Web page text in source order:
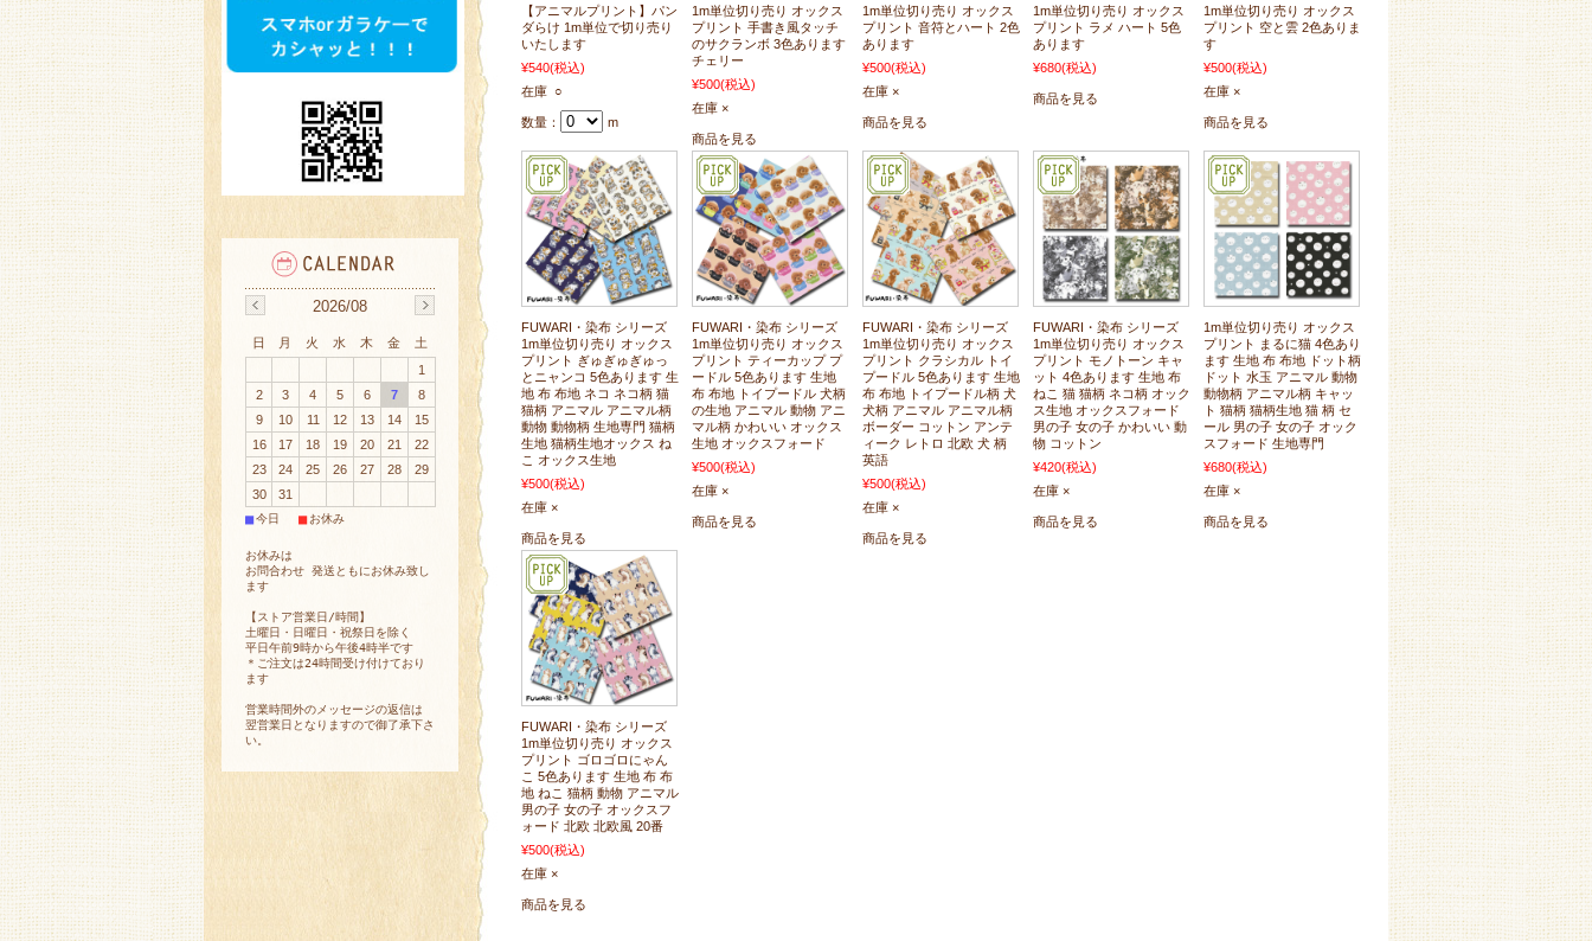
【アニマルプリント】パン
ダらけ 1m単位で切り売り
いたします
¥540(税込)
在庫 ○
数量： m
1m単位切り売り オックス
プリント 手書き風タッチ
のサクランボ 3色あります
チェリー
¥500(税込)
在庫 ×
商品を見る
1m単位切り売り オックス
プリント 音符とハート 2色
あります
¥500(税込)
在庫 ×
商品を見る
1m単位切り売り オックス
プリント ラメ ハート 5色
あります
¥680(税込)
商品を見る
1m単位切り売り オックス
プリント 空と雲 2色ありま
す
¥500(税込)
在庫 ×
商品を見る
FUWARI・染布 シリーズ
1m単位切り売り オックス
プリント ぎゅぎゅぎゅっ
とニャンコ 5色あります 生
地 布 布地 ネコ ネコ柄 猫
猫柄 アニマル アニマル柄
動物 動物柄 生地専門 猫柄
生地 猫柄生地オックス ね
こ オックス生地
¥500(税込)
在庫 ×
商品を見る
FUWARI・染布 シリーズ
1m単位切り売り オックス
プリント ティーカップ プ
ードル 5色あります 生地
布 布地 トイプードル 犬柄
の生地 アニマル 動物 アニ
マル柄 かわいい オックス
生地 オックスフォード
¥500(税込)
在庫 ×
商品を見る
FUWARI・染布 シリーズ
1m単位切り売り オックス
プリント クラシカル トイ
プードル 5色あります 生地
布 布地 トイプードル柄 犬
犬柄 アニマル アニマル柄
ボーダー コットン アンテ
ィーク レトロ 北欧 犬 柄
英語
¥500(税込)
在庫 ×
商品を見る
FUWARI・染布 シリーズ
1m単位切り売り オックス
プリント モノトーン キャ
ット 4色あります 生地 布
ねこ 猫 猫柄 ネコ柄 オック
ス生地 オックスフォード
男の子 女の子 かわいい 動
物 コットン
¥420(税込)
在庫 ×
商品を見る
1m単位切り売り オックス
プリント まるに猫 4色あり
ます 生地 布 布地 ドット柄
ドット 水玉 アニマル 動物
動物柄 アニマル柄 キャッ
ト 猫柄 猫柄生地 猫 柄 セ
ール 男の子 女の子 オック
スフォード 生地専門
¥680(税込)
在庫 ×
商品を見る
FUWARI・染布 シリーズ
1m単位切り売り オックス
プリント ゴロゴロにゃん
こ 5色あります 生地 布 布
地 ねこ 猫柄 動物 アニマル
男の子 女の子 オックスフ
ォード 北欧 北欧風 20番
¥500(税込)
在庫 ×
商品を見る
2026/08
日 月 火 水 木 金
土
1
2
3 4 5 6 7
8
9
10 11 12 13 14
15
16
17 18 19 20 21
22
23
24 25 26 27 28
29
30
31
■今日 ■お休み
お休みは
お問合わせ 発送ともにお休み致し
ます
【ストア営業日/時間】
土曜日・日曜日・祝祭日を除く
平日午前9時から午後4時半です
＊ご注文は24時間受け付けており
ます
営業時間外のメッセージの返信は
翌営業日となりますので御了承下さ
い。